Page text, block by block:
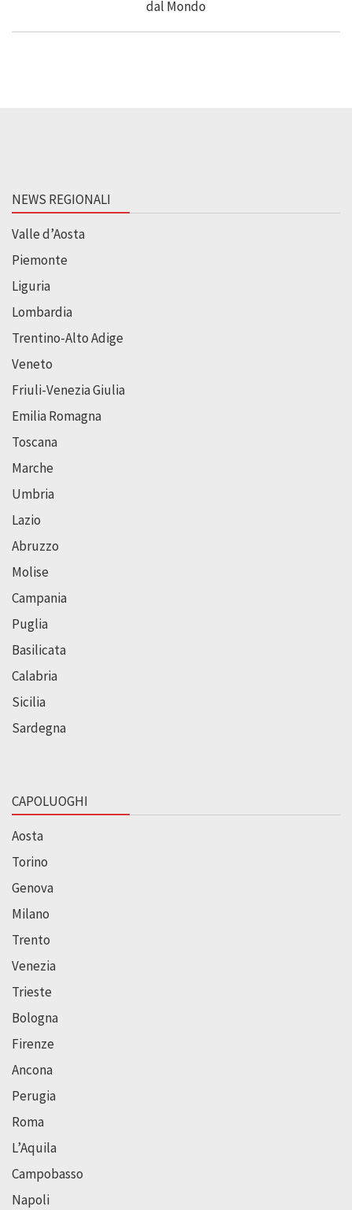
NEWS REGIONALI
Valle d’Aosta
Piemonte
Liguria
Lombardia
Trentino-Alto Adige
Veneto
Friuli-Venezia Giulia
Emilia Romagna
Toscana
Marche
Umbria
Lazio
Abruzzo
Molise
Campania
Puglia
Basilicata
Calabria
Sicilia
Sardegna
CAPOLUOGHI
Aosta
Torino
Genova
Milano
Trento
Venezia
Trieste
Bologna
Firenze
Ancona
Perugia
Roma
L’Aquila
Campobasso
Napoli